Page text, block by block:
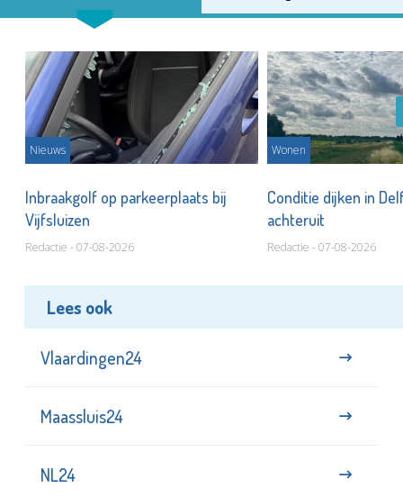
Nieuws
Inbraakgolf op parkeerplaats bij
Vijfsluizen
Redactie - 07-08-2026
Wonen
Conditie dijken in
achteruit
Redactie - 07-08-2026
Lees ook
Vlaardingen24
Maassluis24
NL24